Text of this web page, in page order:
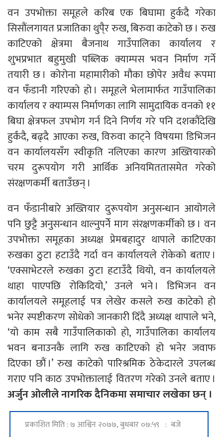
वन उपभोक्ता समूहले करिब एक बिघामा हुर्कदै गरेका
सिसौंलगायत प्रजातिका थुपै्र रुख, बिरुवा काटेको छ । रुख
काटिएको क्षेत्रमा बैजनाथ गाउँपालिका कार्यालय र
शुभप्रभात बहुमुखी पब्लिक क्याम्पस भवन निर्माण गर्ने
तयारी छ । कोरोना महामारीको मौका छोपेर अवैध रूपमा
वन फँडानी गरिएको हो । समूहले भेलामार्फत गाउँपालिका
कार्यालय र क्याम्पस निर्माणका लागि सामुदायिक वनको ११
बिघा क्षेत्रफल उपभोग गर्न दिने निर्णय गरे पनि दशकौंदेखि
हुर्कंदै, बढ्दै आएका रुख, विरुवा काट्ने विषयमा डिभिजन
वन कार्यालयसँग स्वीकृति नलिएका कारण अख्तियारको
चरम दुरूपयोग गरी आर्थिक अनियमिततासमेत गरेको
संरक्षणकर्मी बताउँछन् ।
वन फँडानीबारे अख्तियार दुरूपयोग अनुसन्धान आयोगले
पनि छुट्टै अनुसन्धान थाल्नुपर्नेे माग संरक्षणकर्मीको छ । वन
उपभोक्ता समूहका अध्यक्ष प्रेमबहादुर थापाले काटिएका
रुखका ठुटा हटाउँदै गर्दा वन कार्यालयले रोकेको बताए ।
‘एक्साभेटरले रुखका ठुटा हटाउँदै थियो, वन कार्यालयले
थाहा पाएपछि रोकिदियो,’ उनले भने । डिभिजन वन
कार्यालयले समूहलाई पत्र लेखेर कसले रुख काटेको हो
भनेर स्पष्टीकरण सोधेको जानकारी दिँदै अध्यक्ष थापाले भने,
‘यो काम सबै गाउँपालिकाको हो, गाउँपालिका कार्यालय
भवन बनाउनकै लागि रुख काटिएको हो भनेर जवाफ
दिएका छौं ।’ रुख काटेको पारिश्रमिक ठेकेदारले उपलब्ध
गराए पनि काठ उपभोक्तालाई वितरण गरेको उनले बताए ।
अर्जुन ओलीले नागरिक दैनिकमा समाचार लखेका छन् ।
प्रकाशित मिति : ७ आश्विन २०७७, बुधबार ०७:५९ : बजे